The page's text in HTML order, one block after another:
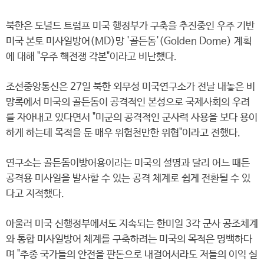
북한은 도널드 트럼프 미국 행정부가 구축을 추진중인 우주 기반
미국 본토 미사일방어(MD)망 '골든돔'(Golden Dome) 계획
에 대해 "우주 핵전쟁 각본"이라고 비난했다.
조선중앙통신은 27일 북한 외무성 미국연구소가 전날 내놓은 비
망록에서 미국의 골든돔이 공격적인 본성으로 국제사회의 우려
를 자아내고 있다면서 "미군의 공격적인 군사력 사용을 보다 용이
하게 하는데 목적을 둔 매우 위험천만한 위협"이라고 전했다.
연구소는 골든돔이방어용이라는 미국의 설명과 달리 어느 때든
공격용 미사일을 발사할 수 있는 공격 체계로 쉽게 전환될 수 있
다고 지적했다.
아울러 미국 신행정부에서도 지속되는 한미일 3각 군사 공조체계
와 통합 미사일방어 체계를 구축하려는 미국의 목적은 명백하다
며 "추종 국가들의 안전을 판돈으로 내걸어서라도 저들의 이익 실